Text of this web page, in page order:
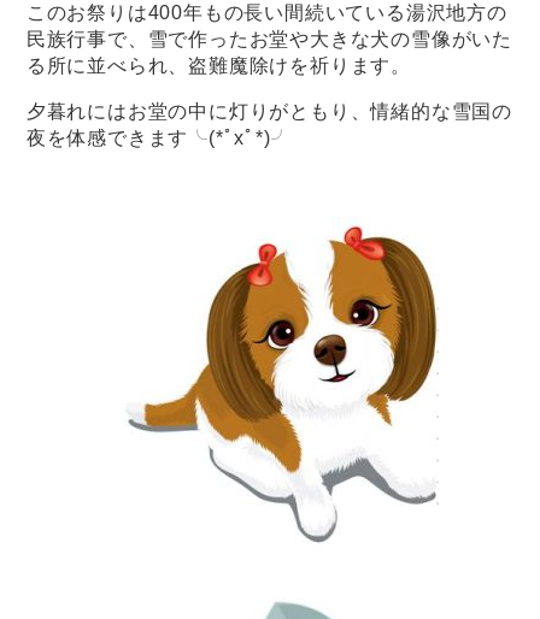
このお祭りは400年もの長い間続いている湯沢地方の
民族行事で、雪で作ったお堂や大きな犬の雪像がいた
る所に並べられ、盗難魔除けを祈ります。
夕暮れにはお堂の中に灯りがともり、情緒的な雪国の
夜を体感できます╰(*ﾟxﾟ*)╯